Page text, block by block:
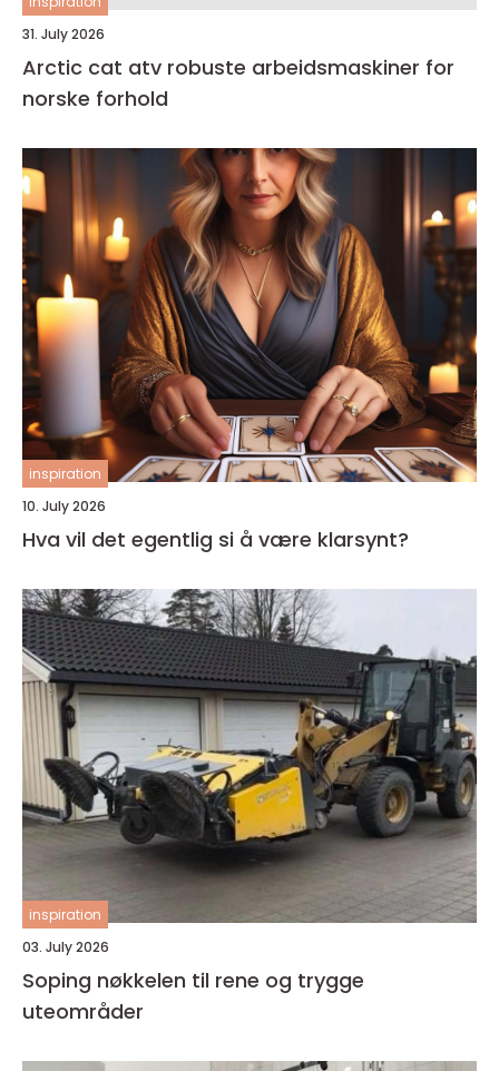
31. July 2026
Arctic cat atv robuste arbeidsmaskiner for
norske forhold
inspiration
10. July 2026
Hva vil det egentlig si å være klarsynt?
inspiration
03. July 2026
Soping nøkkelen til rene og trygge
uteområder